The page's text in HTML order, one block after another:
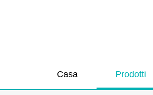
Casa Prodotti